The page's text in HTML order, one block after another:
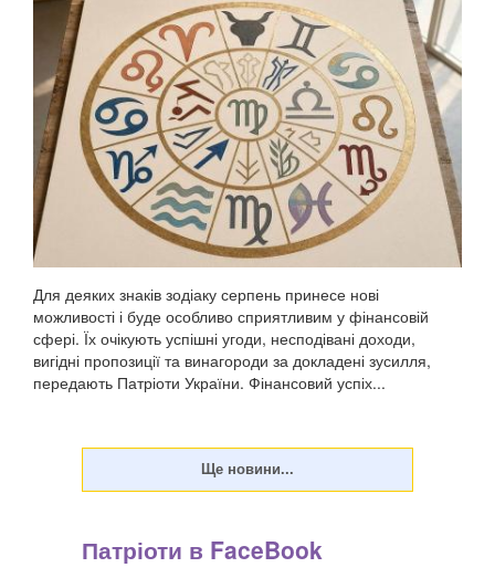
Для деяких знаків зодіаку серпень принесе нові
можливості і буде особливо сприятливим у фінансовій
сфері. Їх очікують успішні угоди, несподівані доходи,
вигідні пропозиції та винагороди за докладені зусилля,
передають Патріоти України. Фінансовий успіх...
Патріоти в FaceBook